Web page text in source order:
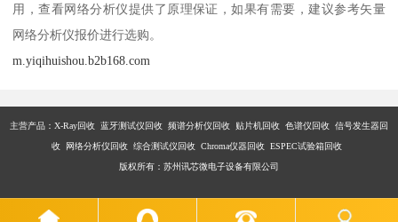
用，查看网络分析仪提供了原理保证，如果有需要，建议参考矢量
网络分析仪报价进行选购。
m.yiqihuishou.b2b168.com
主营产品：X-Ray回收 蓝牙测试仪回收 频谱分析仪回收 贴片机回收 色谱仪回收 信号发生器回
收 网络分析仪回收 综合测试仪回收 Chroma仪器回收 ESPEC试验箱回收
版权所有：苏州讯芯微电子设备有限公司